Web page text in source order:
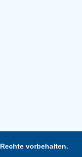
vorbehalten.